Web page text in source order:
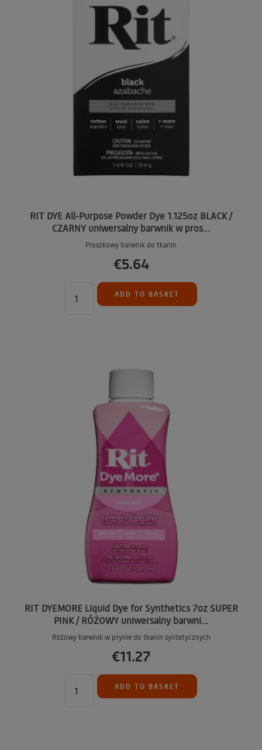
RIT DYE All-Purpose Powder Dye 1.125oz BLACK /
CZARNY uniwersalny barwnik w pros...
Proszkowy barwnik do tkanin
€5.64
ADD TO BASKET
RIT DYEMORE Liquid Dye for Synthetics 7oz SUPER
PINK / RÓŻOWY uniwersalny barwni...
Różowy barwnik w płynie do tkanin syntetycznych
€11.27
ADD TO BASKET